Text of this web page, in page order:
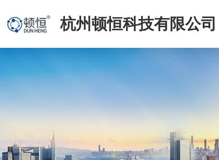
杭州顿恒科技有限公司